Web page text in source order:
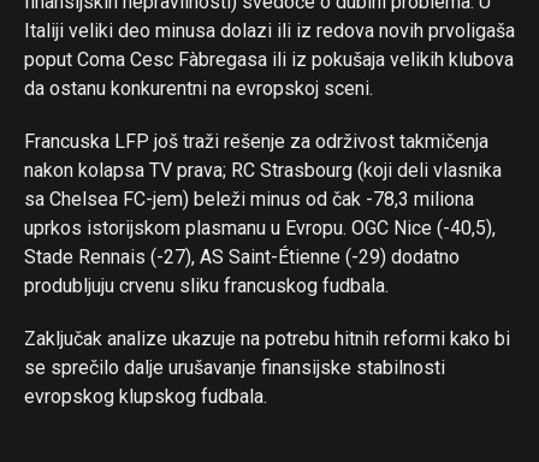
Italiji veliki deo minusa dolazi ili iz redova novih prvoligaša
poput Coma Cesc Fàbregasa ili iz pokušaja velikih klubova
da ostanu konkurentni na evropskoj sceni.
Francuska LFP još traži rešenje za održivost takmičenja
nakon kolapsa TV prava; RC Strasbourg (koji deli vlasnika
sa Chelsea FC-jem) beleži minus od čak -78,3 miliona
uprkos istorijskom plasmanu u Evropu. OGC Nice (-40,5),
Stade Rennais (-27), AS Saint-Étienne (-29) dodatno
produbljuju crvenu sliku francuskog fudbala.
Zaključak analize ukazuje na potrebu hitnih reformi kako bi
se sprečilo dalje urušavanje finansijske stabilnosti
evropskog klupskog fudbala.